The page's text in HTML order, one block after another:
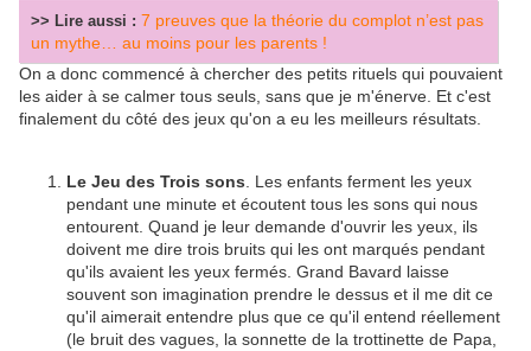
>> Lire aussi : 7 preuves que la théorie du complot n’est pas
un mythe… au moins pour les parents !
On a donc commencé à chercher des petits rituels qui pouvaient
les aider à se calmer tous seuls, sans que je m'énerve. Et c'est
finalement du côté des jeux qu'on a eu les meilleurs résultats.
Le Jeu des Trois sons . Les enfants ferment les yeux
pendant une minute et écoutent tous les sons qui nous
entourent. Quand je leur demande d'ouvrir les yeux, ils
doivent me dire trois bruits qui les ont marqués pendant
qu'ils avaient les yeux fermés. Grand Bavard laisse
souvent son imagination prendre le dessus et il me dit ce
qu'il aimerait entendre plus que ce qu'il entend réellement
(le bruit des vagues, la sonnette de la trottinette de Papa,